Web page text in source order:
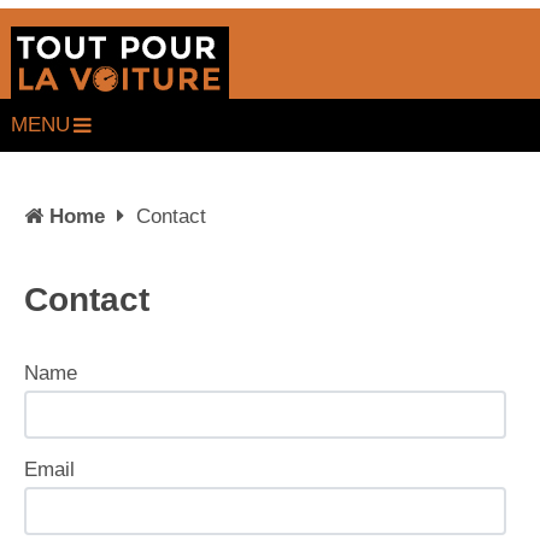
MENU
Home Contact
Contact
Name
Email